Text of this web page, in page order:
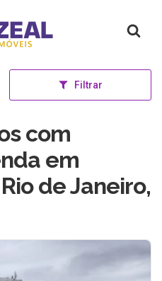
Filtrar
com
em
de Janeiro,